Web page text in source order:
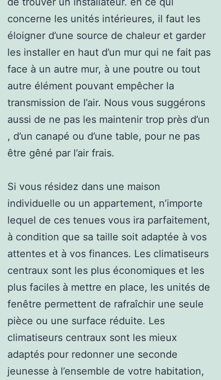
concerne les unités intérieures, il faut les
éloigner d’une source de chaleur et garder
les installer en haut d’un mur qui ne fait pas
face à un autre mur, à une poutre ou tout
autre élément pouvant empêcher la
transmission de l’air. Nous vous suggérons
aussi de ne pas les maintenir trop près d’un
, d’un canapé ou d’une table, pour ne pas
être gêné par l’air frais.
Si vous résidez dans une maison
individuelle ou un appartement, n’importe
lequel de ces tenues vous ira parfaitement,
à condition que sa taille soit adaptée à vos
attentes et à vos finances. Les climatiseurs
centraux sont les plus économiques et les
plus faciles à mettre en place, les unités de
fenêtre permettent de rafraîchir une seule
pièce ou une surface réduite. Les
climatiseurs centraux sont les mieux
adaptés pour redonner une seconde
jeunesse à l’ensemble de votre habitation,